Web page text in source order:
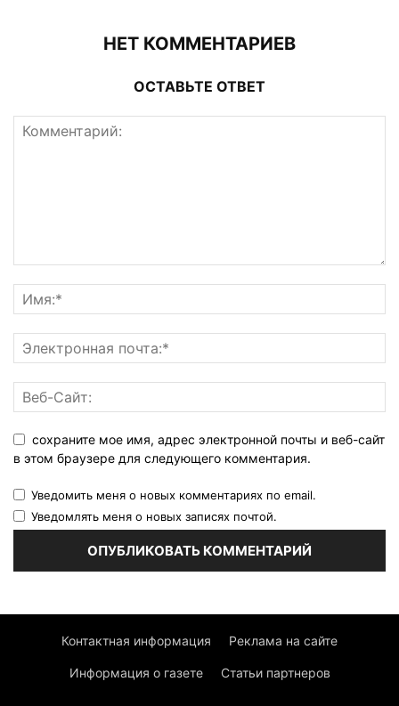
НЕТ КОММЕНТАРИЕВ
ОСТАВЬТЕ ОТВЕТ
сохраните мое имя, адрес электронной почты и веб-сайт
в этом браузере для следующего комментария.
Уведомить меня о новых комментариях по email.
Уведомлять меня о новых записях почтой.
Контактная информация Реклама на сайте
Информация о газете Статьи партнеров